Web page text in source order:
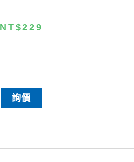
NT$229
詢價